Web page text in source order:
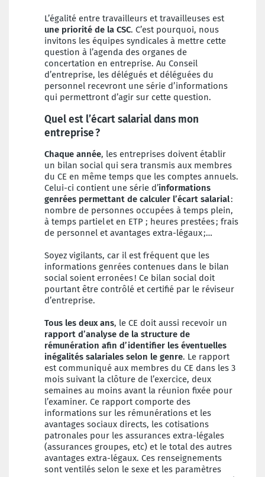
L’égalité entre travailleurs et travailleuses est
une priorité de la CSC. C’est pourquoi, nous
invitons les équipes syndicales à mettre cette
question à l’agenda des organes de
concertation en entreprise. Au Conseil
d’entreprise, les délégués et déléguées du
personnel recevront une série d’informations
qui permettront d’agir sur cette question.
Quel est l’écart salarial dans mon
entreprise ?
Chaque année, les entreprises doivent établir
un bilan social qui sera transmis aux membres
du CE en même temps que les comptes annuels.
Celui-ci contient une série d’informations
genrées permettant de calculer l’écart salarial:
nombre de personnes occupées à temps plein,
à temps partiel et en ETP ; heures prestées ; frais
de personnel et avantages extra-légaux ;…
Soyez vigilants, car il est fréquent que les
informations genrées contenues dans le bilan
social soient erronées ! Ce bilan social doit
pourtant être contrôlé et certifié par le réviseur
d’entreprise.
Tous les deux ans, le CE doit aussi recevoir un
rapport d’analyse de la structure de
rémunération afin d’identifier les éventuelles
inégalités salariales selon le genre. Le rapport
est communiqué aux membres du CE dans les 3
mois suivant la clôture de l’exercice, deux
semaines au moins avant la réunion fixée pour
l’examiner. Ce rapport comporte des
informations sur les rémunérations et les
avantages sociaux directs, les cotisations
patronales pour les assurances extra-légales
(assurances groupes, etc) et le total des autres
avantages extra-légaux. Ces renseignements
sont ventilés selon le sexe et les paramètres